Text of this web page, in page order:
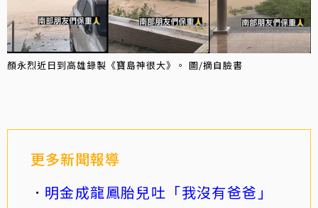
顏永烈近日到高雄錄製《寶島神很大》。 圖/摘自臉書
更多新聞報導
明金成龍鳳胎兒吐「我沒有爸爸」